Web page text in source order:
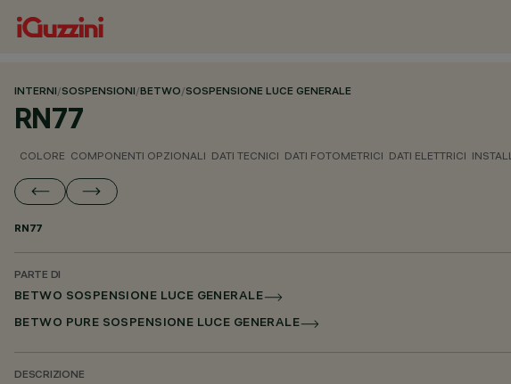
INTERNI/SOSPENSIONI/BETWO/SOSPENSIONE LUCE GENERALE
RN77
COLORE COMPONENTI OPZIONALI DATI TECNICI DATI FOTOMETRICI DATI ELETTRICI
RN77
PARTE DI
BETWO SOSPENSIONE LUCE GENERALE
BETWO PURE SOSPENSIONE LUCE GENERALE
DESCRIZIONE